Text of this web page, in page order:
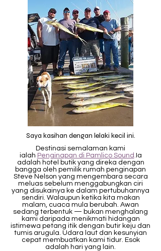
Saya kasihan dengan lelaki kecil ini.
Destinasi semalaman kami
ialah Penginapan di Pamlico Sound . Ia
adalah hotel butik yang direka dengan
bangga oleh pemilik rumah penginapan
Steve Nelson yang mengembara secara
meluas sebelum menggabungkan ciri
yang disukainya ke dalam pertubuhannya
sendiri. Walaupun ketika kita makan
malam, cuaca mula berubah. Awan
sedang terbentuk — bukan menghalang
kami daripada menikmati hidangan
istimewa petang itik dengan butir keju dan
tumis arugula. Udara laut dan kesunyian
cepat membuatkan kami tidur. Esok
adalah hari yang lain.